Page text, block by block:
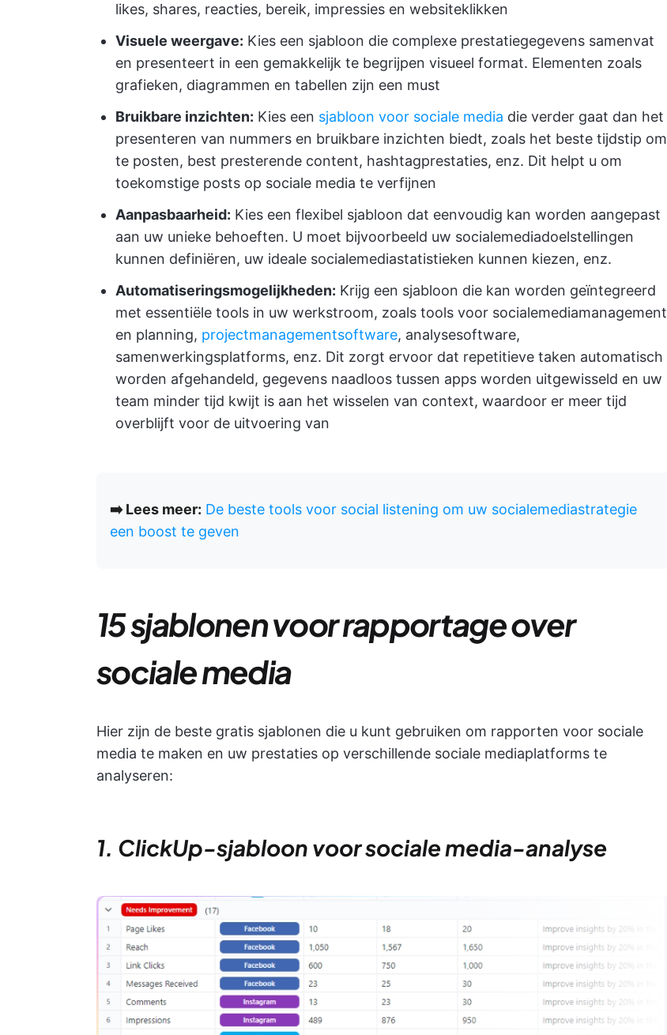
likes, shares, reacties, bereik, impressies en websiteklikken
Visuele weergave: Kies een sjabloon die complexe prestatiegegevens samenvat
en presenteert in een gemakkelijk te begrijpen visueel format. Elementen zoals
grafieken, diagrammen en tabellen zijn een must
Bruikbare inzichten: Kies een sjabloon voor sociale media die verder gaat dan het
presenteren van nummers en bruikbare inzichten biedt, zoals het beste tijdstip om
te posten, best presterende content, hashtagprestaties, enz. Dit helpt u om
toekomstige posts op sociale media te verfijnen
Aanpasbaarheid: Kies een flexibel sjabloon dat eenvoudig kan worden aangepast
aan uw unieke behoeften. U moet bijvoorbeeld uw socialemediadoelstellingen
kunnen definiëren, uw ideale socialemediastatistieken kunnen kiezen, enz.
Automatiseringsmogelijkheden: Krijg een sjabloon die kan worden geïntegreerd
met essentiële tools in uw werkstroom, zoals tools voor socialemediamanagement
en planning, projectmanagementsoftware, analysesoftware,
samenwerkingsplatforms, enz. Dit zorgt ervoor dat repetitieve taken automatisch
worden afgehandeld, gegevens naadloos tussen apps worden uitgewisseld en uw
team minder tijd kwijt is aan het wisselen van context, waardoor er meer tijd
overblijft voor de uitvoering van
➡️ Lees meer: De beste tools voor social listening om uw socialemediastrategie
een boost te geven
15 sjablonen voor rapportage over
sociale media
Hier zijn de beste gratis sjablonen die u kunt gebruiken om rapporten voor sociale
media te maken en uw prestaties op verschillende sociale mediaplatforms te
analyseren:
1. ClickUp-sjabloon voor sociale media-analyse